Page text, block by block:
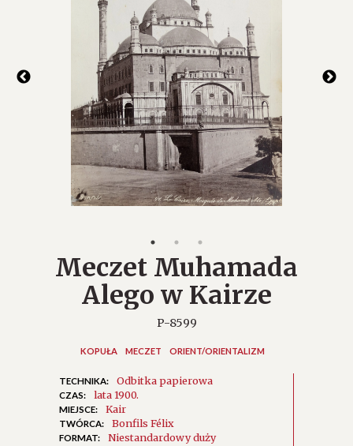
Meczet Muhamada
Alego w Kairze
P-8599
KOPUŁA MECZET ORIENT/ORIENTALIZM
TECHNIKA: Odbitka papierowa
CZAS: lata 1900.
MIEJSCE: Kair
TWÓRCA: Bonfils Félix
FORMAT:
Niestandardowy duży